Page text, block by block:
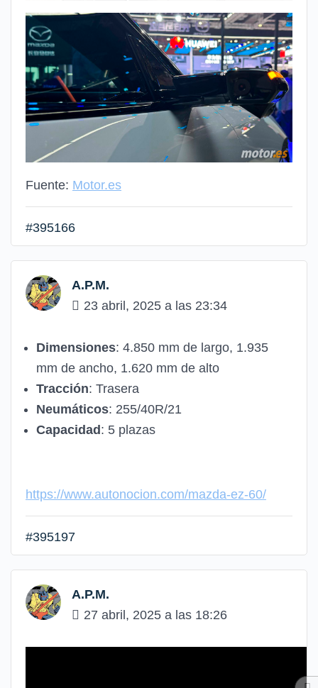
Fuente: Motor.es
#395166
A.P.M.
23 abril, 2025 a las 23:34
Dimensiones: 4.850 mm de largo, 1.935
mm de ancho, 1.620 mm de alto
Tracción: Trasera
Neumáticos: 255/40R/21
Capacidad : 5 plazas
https://www.autonocion.com/mazda-ez-60/
#395197
A.P.M.
27 abril, 2025 a las 18:26